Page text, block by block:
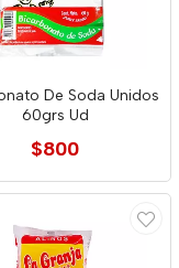
De Soda Unidos
60grs Ud
$800